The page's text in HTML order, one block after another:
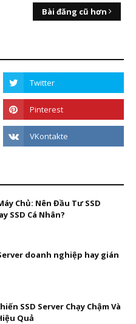
Bài đăng cũ hơn
Chủ: Nên Đầu Tư SSD
SSD Cá Nhân?
doanh nghiệp hay gián
SSD Server Chạy Chậm Và
Quả